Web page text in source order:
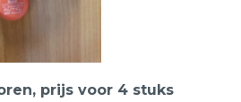
prijs voor 4 stuks